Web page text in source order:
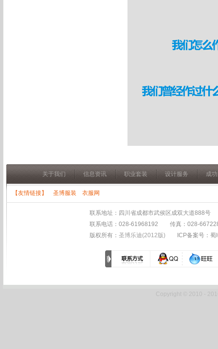
关于我们 信息资讯 职业套装 设计服务 成
【友情链接】 圣博服装 衣服网
联系地址：四川省成都市武侯区成双大道
联系电话：028-61968192 传真：028-
版权所有： 圣博乐迪(2012版) ICP备案号：蜀
Copyright © 2010 -